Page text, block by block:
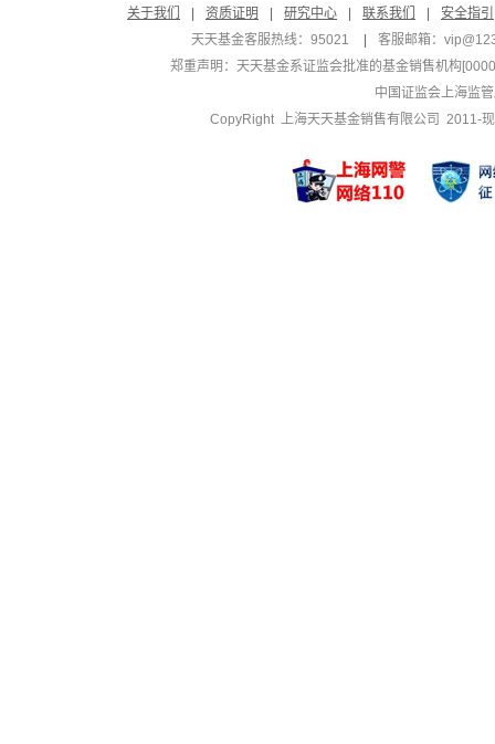
关于我们
资质证明 研究中心 联系我们
安全指引
天天基金客服热线：95021
客服邮箱：
郑重声明： 天天基金系证监会批准的基金销售机构
中国证监会上海监
CopyRight 上海天天基金销售有限公司 2011-